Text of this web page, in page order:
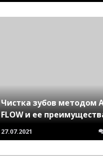
Чистка зубов методом
FLOW и ее
27.07.2021